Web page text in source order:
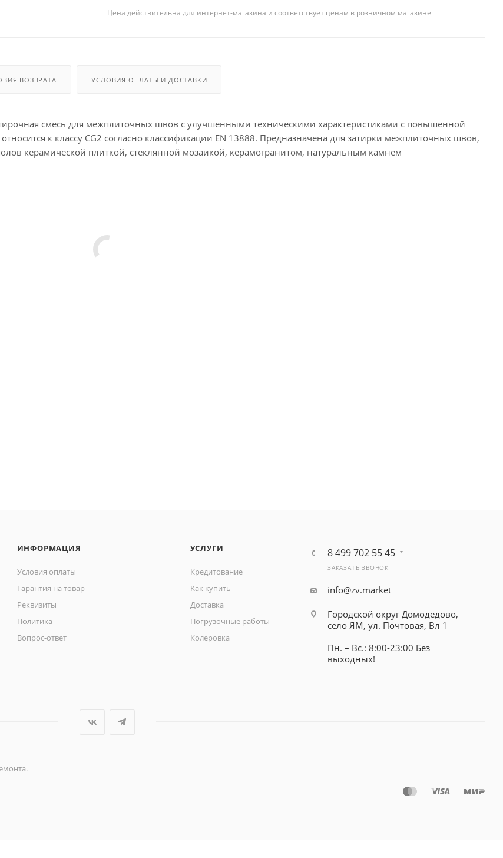
Цена действительна для интернет-магазина и соответствует ценам в розничном магазине
ВОЗВРАТА УСЛОВИЯ ОПЛАТЫ И ДОСТАВКИ
смесь для межплиточных швов с улучшенными техническими характеристиками с повышенной
к классу CG2 согласно классификации EN 13888. Предназначена для затирки межплиточных швов,
керамической плиткой, стеклянной мозаикой, керамогранитом, натуральным камнем
ИНФОРМАЦИЯ
Условия оплаты
Гарантия на товар
Реквизиты
Политика
Вопрос-ответ
УСЛУГИ
Кредитование
Как купить
Доставка
Погрузочные работы
Колеровка
8 499 702 55 45
ЗАКАЗАТЬ ЗВОНОК
info@zv.market
Городской округ Домодедово,
село ЯМ, ул. Почтовая, Вл 1
Пн. – Вс.: 8:00-23:00 Без
выходных!